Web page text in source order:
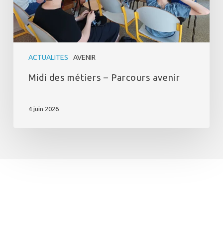
ACTUALITES AVENIR
Midi des métiers – Parcours avenir
4 juin 2026